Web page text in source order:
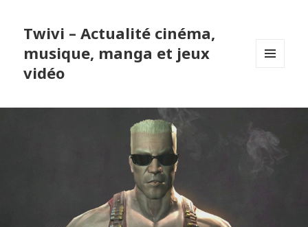
Twivi – Actualité cinéma,
musique, manga et jeux
vidéo